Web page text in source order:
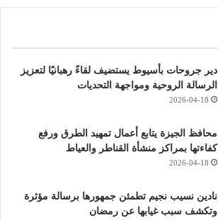
دير جروحات بأسيوط يستضيف لقاءً رهبانيًا لتعزيز
الرسالة الروحية ومواجهة التحديات
2026-04-18
محافظ الجيزة يتابع أعمال تمهيد الطرق ورفع
كفاءتها بمراكز منشأة القناطر والعياط
2026-04-18
نادين نسيب نجيم تطمئن جمهورها برسالة مؤثرة
وتكشف سبب غيابها عن رمضان